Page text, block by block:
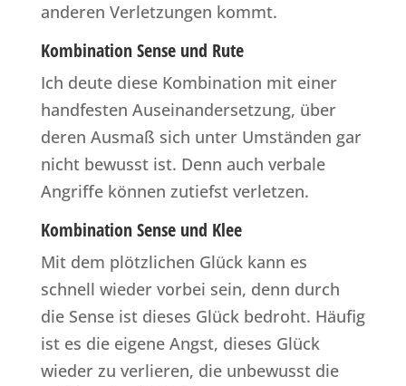
anderen Verletzungen kommt.
Kombination Sense und Rute
Ich deute diese Kombination mit einer
handfesten Auseinandersetzung, über
deren Ausmaß sich unter Umständen gar
nicht bewusst ist. Denn auch verbale
Angriffe können zutiefst verletzen.
Kombination Sense und Klee
Mit dem plötzlichen Glück kann es
schnell wieder vorbei sein, denn durch
die Sense ist dieses Glück bedroht. Häufig
ist es die eigene Angst, dieses Glück
wieder zu verlieren, die unbewusst die